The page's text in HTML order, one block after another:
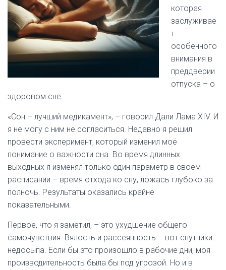
которая
заслуживае
т
особенного
внимания в
преддверии
отпуска – о
здоровом сне.
«Сон – лучший медикамент», – говорил Дали Лама XIV. И
я не могу с ним не согласиться. Недавно я решил
провести эксперимент, который изменил моё
понимание о важности сна. Во время длинных
выходных я изменял только один параметр в своем
расписании – время отхода ко сну, ложась глубоко за
полночь. Результаты оказались крайне
показательными.
Первое, что я заметил, – это ухудшение общего
самочувствия. Вялость и рассеянность – вот спутники
недосыпа. Если бы это произошло в рабочие дни, моя
производительность была бы под угрозой. Но и в